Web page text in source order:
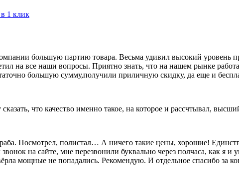
1 клик
большую партию товара. Весьма удивил высокий уровень
на все наши вопросы. Приятно знать, что на нашем рынке
большую сумму,получили приличную скидку, да еще и
что качество именно такое, на которое и рассчтывал,
Посмотрел, полистал… А ничего такие цены, хорошие!
на сайте, мне перезвонили буквально через полчаса, как я
мощные не попадались. Рекомендую. И отдельное спасибо за